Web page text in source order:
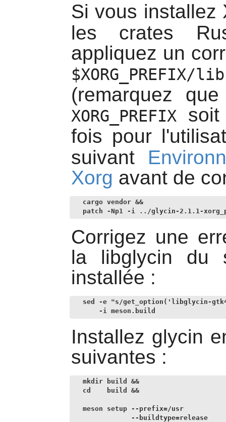
Si vous
les crates
appliquez un
$XORG_PREFIX/lib
(remarquez
XORG_PREFIXsoit
fois pour
suivant
Xorg avant de
cargo vendor &&
patch -Np1 -i ../glycin-2.1.1-
Corrigez une
la libglycin du
installée :
sed -e "s/get_option('libglycin-
    -i meson.build
Installez glycin
suivantes :
mkdir build &&
cd    build &&
meson setup --prefix=/usr
--buildtype=release